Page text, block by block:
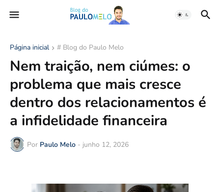
Página inicial # Blog do Paulo Melo
Nem traição, nem ciúmes: o
problema que mais cresce
dentro dos relacionamentos é
a infidelidade financeira
Por Paulo Melo - junho 12, 2026